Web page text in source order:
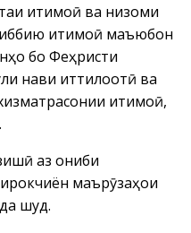
иҷтимоӣ ва низоми
иҷтимоӣ маъюбон
бо Феҳристи
нави иттилоотӣ ва
иҷтимоӣ,
аз ҷониби
маърӯзаҳои
шуд.